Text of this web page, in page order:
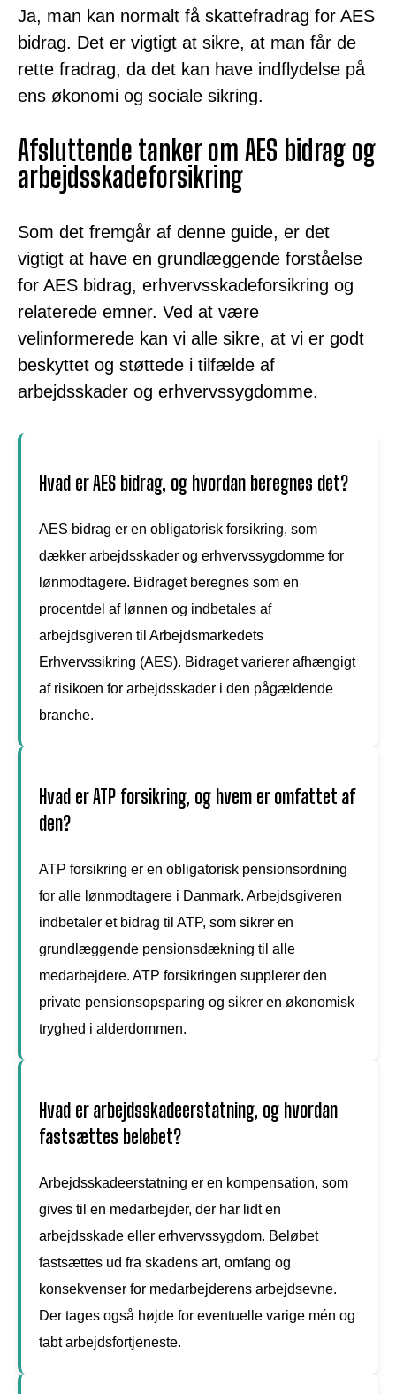
Ja, man kan normalt få skattefradrag for AES
bidrag. Det er vigtigt at sikre, at man får de
rette fradrag, da det kan have indflydelse på
ens økonomi og sociale sikring.
Afsluttende tanker om AES bidrag og
arbejdsskadeforsikring
Som det fremgår af denne guide, er det
vigtigt at have en grundlæggende forståelse
for AES bidrag, erhvervsskadeforsikring og
relaterede emner. Ved at være
velinformerede kan vi alle sikre, at vi er godt
beskyttet og støttede i tilfælde af
arbejdsskader og erhvervssygdomme.
Hvad er AES bidrag, og hvordan beregnes det?
AES bidrag er en obligatorisk forsikring, som
dækker arbejdsskader og erhvervssygdomme for
lønmodtagere. Bidraget beregnes som en
procentdel af lønnen og indbetales af
arbejdsgiveren til Arbejdsmarkedets
Erhvervssikring (AES). Bidraget varierer afhængigt
af risikoen for arbejdsskader i den pågældende
branche.
Hvad er ATP forsikring, og hvem er omfattet af
den?
ATP forsikring er en obligatorisk pensionsordning
for alle lønmodtagere i Danmark. Arbejdsgiveren
indbetaler et bidrag til ATP, som sikrer en
grundlæggende pensionsdækning til alle
medarbejdere. ATP forsikringen supplerer den
private pensionsopsparing og sikrer en økonomisk
tryghed i alderdommen.
Hvad er arbejdsskadeerstatning, og hvordan
fastsættes beløbet?
Arbejdsskadeerstatning er en kompensation, som
gives til en medarbejder, der har lidt en
arbejdsskade eller erhvervssygdom. Beløbet
fastsættes ud fra skadens art, omfang og
konsekvenser for medarbejderens arbejdsevne.
Der tages også højde for eventuelle varige mén og
tabt arbejdsfortjeneste.